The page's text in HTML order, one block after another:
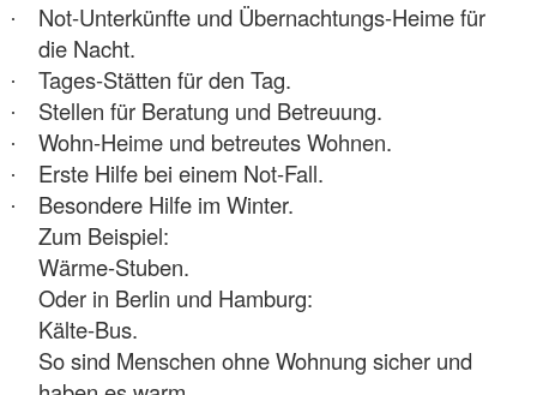
·
Not-Unterkünfte und Übernachtungs-Heime für
die Nacht.
· Tages-Stätten für den Tag.
· Stellen für Beratung und Betreuung.
· Wohn-Heime und betreutes Wohnen.
· Erste Hilfe bei einem Not-Fall.
·
Besondere Hilfe im Winter.
Zum Beispiel:
Wärme-Stuben.
Oder in Berlin und Hamburg:
Kälte-Bus.
So sind Menschen ohne Wohnung sicher und